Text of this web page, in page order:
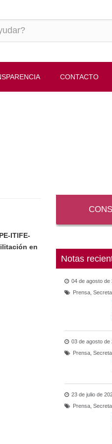
CONTACTO
N3-
Notas
04 de agosto de
Prensa,
03 de agosto de
Prensa,
23 de julio de